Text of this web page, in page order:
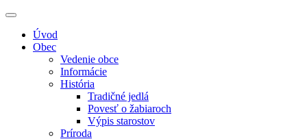
Úvod
Obec
Vedenie obce
Informácie
História
Tradičné jedlá
Povesť o žabiaroch
Výpis starostov
Príroda